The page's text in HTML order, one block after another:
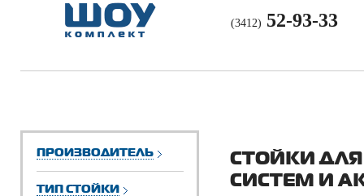
(3412) 52-93-33
ПРОИЗВОДИТЕЛЬ
ТИП СТОЙКИ
СТОЙКИ
СИСТЕМ И